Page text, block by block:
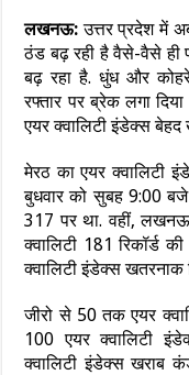
लखनऊ: उत्तर प्रदेश में
ठंड बढ़ रही है वैसे-वैसे
बढ़ रहा है. धुंध और
रफ्तार पर ब्रेक लगा
एयर क्वालिटी इंडेक्स बेहद
मेरठ का एयर क्वालिटी
बुधवार को सुबह 9:00
317 पर था. वहीं,
क्वालिटी 181 रिकॉर्ड
क्वालिटी इंडेक्स खतरनाक
जीरो से 50 तक एयर
100 एयर क्वालिटी
क्वालिटी इंडेक्स खराब